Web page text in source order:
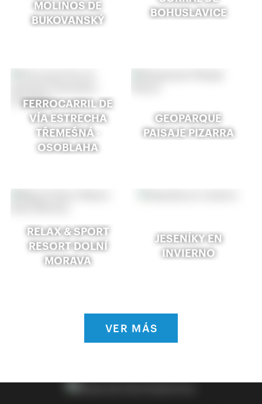
MOLINOS DE
BUKOVANSKÝ
BOHUSLAVICE
FERROCARRIL DE
VÍA ESTRECHA
TŘEMEŠNÁ -
OSOBLAHA
GEOPARQUE
PAISAJE PIZARRA
RELAX & SPORT
RESORT DOLNÍ
MORAVA
JESENÍKY EN
INVIERNO
VER MÁS